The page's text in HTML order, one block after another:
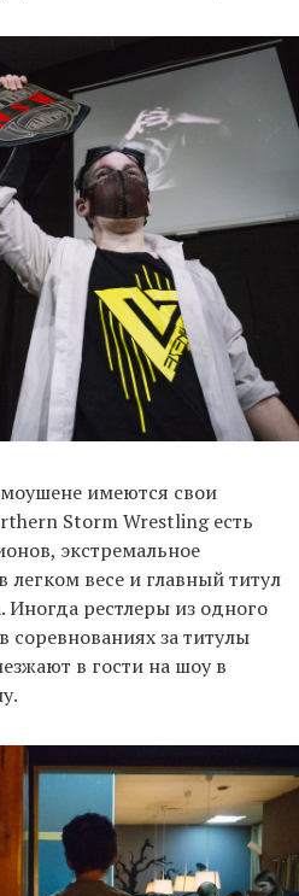
имеются свои
Storm Wrestling есть
экстремальное
легком весе и главный титул
рестлеры из одного
соревнованиях за титулы
в гости на шоу в